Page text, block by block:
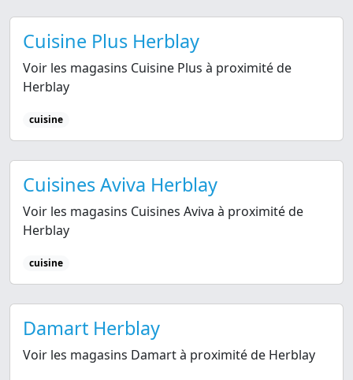
Cuisine Plus Herblay
Voir les magasins Cuisine Plus à proximité de
Herblay
cuisine
Cuisines Aviva Herblay
Voir les magasins Cuisines Aviva à proximité de
Herblay
cuisine
Damart Herblay
Voir les magasins Damart à proximité de Herblay